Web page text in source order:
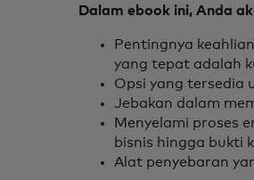
Dalam ebook ini, Anda
Pentingnya
yang tepat adalah
Opsi yang tersedia
Jebakan dalam
Menyelami proses
bisnis hingga bukti
Alat penyebaran